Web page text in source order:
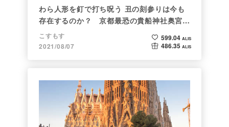
わら人形を釘で打ち呪う 丑の刻参りは今も
存在するのか？ 京都最恐の貴船神社奥宮を
調べた
こすもす
2021/08/07
599.04 ALIS
486.35 ALIS